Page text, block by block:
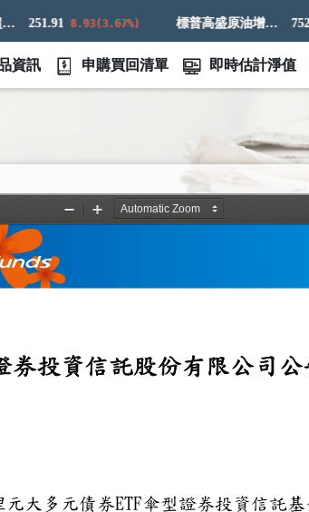
251.91 8.93(3.67%) 標普高盛原油增強超額回報指數 752.98
資訊 申購買回清單 即時估計淨值